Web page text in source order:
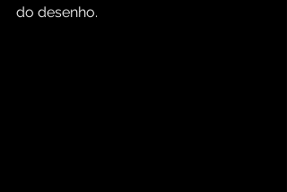
do desenho.